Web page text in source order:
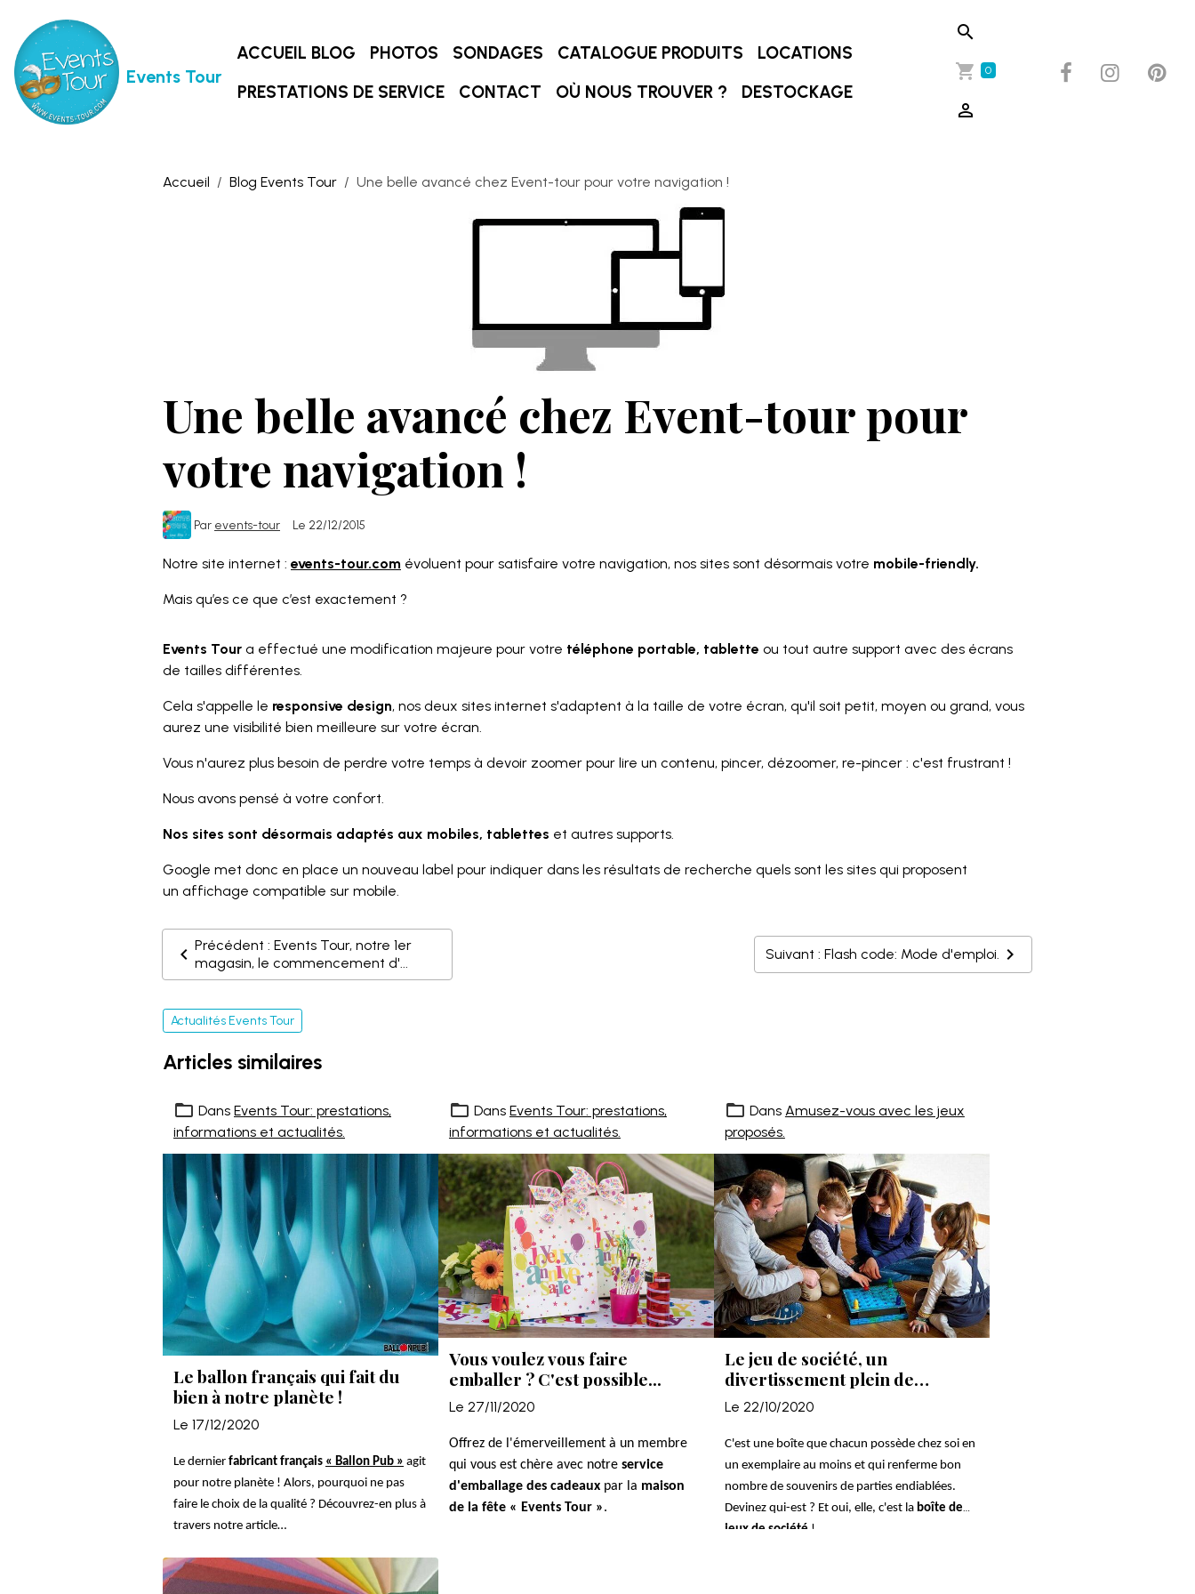
Events Tour
ACCUEIL BLOG PHOTOS SONDAGES CATALOGUE PRODUITS
LOCATIONS
PRESTATIONS DE SERVICE
CONTACT OÙ NOUS TROUVER ? DESTOCKAGE
0
Accueil Blog Events Tour Une belle avancé chez Event-tour pour votre navigation !
Une belle avancé chez Event-tour pour
votre navigation !
Par events-tour Le 22/12/2015
Notre site internet : events-tour.com évoluent pour satisfaire votre navigation, nos sites sont désormais votre mobile-friendly.
Mais qu’es ce que c’est exactement ?
Events Tour a effectué une modification majeure pour votre téléphone portable, tablette ou tout autre support avec des écrans
de tailles différentes.
Cela s'appelle le responsive design, nos deux sites internet s'adaptent à la taille de votre écran, qu'il soit petit, moyen ou grand, vous
aurez une visibilité bien meilleure sur votre écran.
Vous n'aurez plus besoin de perdre votre temps à devoir zoomer pour lire un contenu, pincer, dézoomer, re-pincer : c'est frustrant !
Nous avons pensé à votre confort.
Nos sites sont désormais adaptés aux mobiles, tablettes et autres supports.
Google met donc en place un nouveau label pour indiquer dans les résultats de recherche quels sont les sites qui proposent
un affichage compatible sur mobile.
Précédent : Events Tour, notre 1er
magasin, le commencement d'...
Suivant : Flash code: Mode d'emploi.
Actualités Events Tour
Articles similaires
Dans Events Tour: prestations,
informations et actualités.
Le ballon français qui fait du
bien à notre planète !
Le 17/12/2020
Le dernier fabricant français « Ballon Pub » agit
pour notre planète ! Alors, pourquoi ne pas
faire le choix de la qualité ? Découvrez-en plus à
travers notre article…
Dans Events Tour: prestations,
informations et actualités.
Vous voulez vous faire
emballer ? C'est possible...
Le 27/11/2020
Offrez de l'émerveillement à un membre
qui vous est chère avec notre service
d'emballage des cadeaux par la maison
de la fête « Events Tour ».
Dans Amusez-vous avec les jeux
proposés.
Le jeu de société, un
divertissement plein de
diversité !
Le 22/10/2020
C'est une boîte que chacun possède chez soi en
un exemplaire au moins et qui renferme bon
nombre de souvenirs de parties endiablées.
Devinez qui-est ? Et oui, elle, c'est la boîte de
jeux de société !